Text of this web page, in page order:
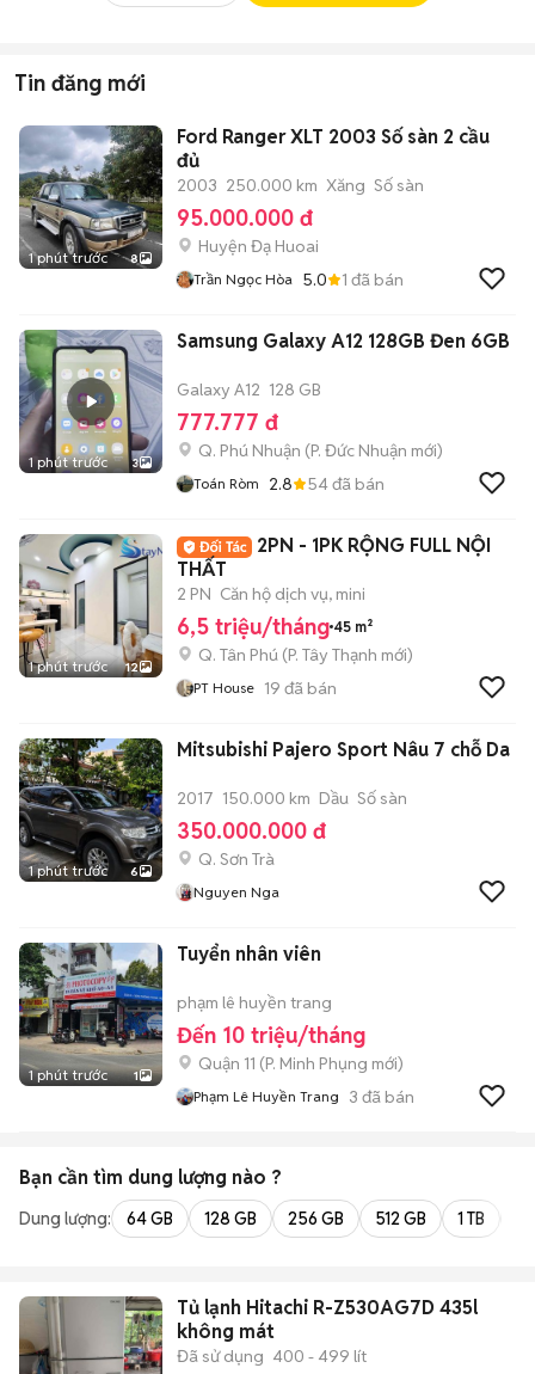
Tin đăng mới
1 phút trước 8
Ford Ranger XLT 2003 Số sàn 2 cầu
đủ
2003 250.000 km Xăng Số sàn
95.000.000 đ
Huyện Đạ Huoai
Trần Ngọc Hòa 5.0 1 đã bán
1 phút trước 3
Samsung Galaxy A12 128GB Đen 6GB
Galaxy A12 128 GB
777.777 đ
Q. Phú Nhuận (P. Đức Nhuận mới)
Toán Ròm 2.8 54đã bán
1 phút trước 12
2PN - 1PK RỘNG FULL NỘI
THẤT
2 PN Căn hộ dịch vụ, mini
6,5 triệu/tháng 45 m²
Q. Tân Phú (P. Tây Thạnh mới)
PT House 19 đã bán
1 phút trước 6
Mitsubishi Pajero Sport Nâu 7 chỗ Da
2017 150.000 km Dầu Số sàn
350.000.000 đ
Q. Sơn Trà
Nguyen Nga
1 phút trước 1
Tuyển nhân viên
phạm lê huyền trang
Đến 10 triệu/tháng
Quận 11 (P. Minh Phụng mới)
Phạm Lê Huyền Trang 3 đã bán
Bạn cần tìm dung lượng nào ?
Dung lượng: 64 GB 128 GB 256 GB 512 GB 1 TB
Tủ lạnh Hitachi R-Z530AG7D 435l
không mát
Đã sử dụng 400 - 499 lít